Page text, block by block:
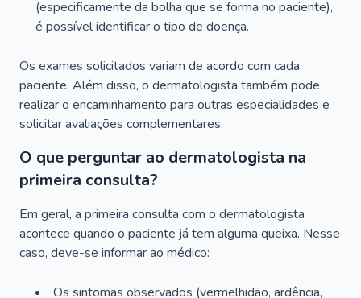
(especificamente da bolha que se forma no paciente),
é possível identificar o tipo de doença.
Os exames solicitados variam de acordo com cada
paciente. Além disso, o dermatologista também pode
realizar o encaminhamento para outras especialidades e
solicitar avaliações complementares.
O que perguntar ao dermatologista na
primeira consulta?
Em geral, a primeira consulta com o dermatologista
acontece quando o paciente já tem alguma queixa. Nesse
caso, deve-se informar ao médico:
Os sintomas observados (vermelhidão, ardência,